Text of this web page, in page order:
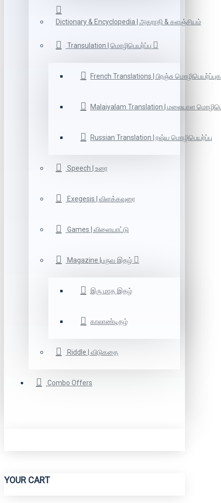
Dictionary & Encyclopedia | அகராதி & களஞ்சியம்
Transulation | மொழிபெயர்ப்பு
French Translations | பிரஞ்சு
Malaiyalam Translation | மலையாள
Russian Translation | ரஷ்ய மொழிபெயர்ப்பு
Speech | உரை
Exegesis | விளக்கவுரை
Games | விளையாட்டு
Magazine |பருவ இதழ்
இரு மாத இதழ்
காலாண்டிதழ்
Riddle | விடுகதை
Combo Offers
YOUR CART